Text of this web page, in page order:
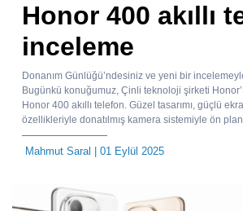
Honor 400 akıllı
inceleme
Donanım Günlüğü’ndesiniz ve yeni bir
Bugünkü konuğumuz, Çinli teknoloji şirketi
Honor 400 akıllı telefon. Güzel tasarımı, güçlü
özellikleriyle donatılmış kamera sistemiyle ön
Mahmut Saral | 01 Eylül 2025